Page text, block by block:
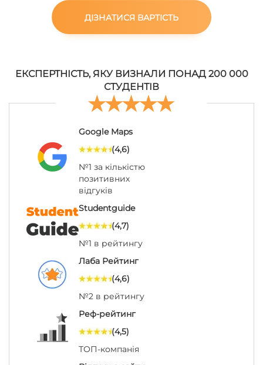
ДІЗНАТИСЯ ВАРТІСТЬ
ЕКСПЕРТНІСТЬ, ЯКУ ВИЗНАЛИ ПОНАД 200 000
СТУДЕНТІВ
Google Maps
(4,6)
№1 за кількістю
позитивних
відгуків
Studentguide
(4,7)
№1 в рейтингу
Лаба Рейтинг
(4,6)
№2 в рейтингу
Реф-рейтинг
(4,5)
ТОП-компанія